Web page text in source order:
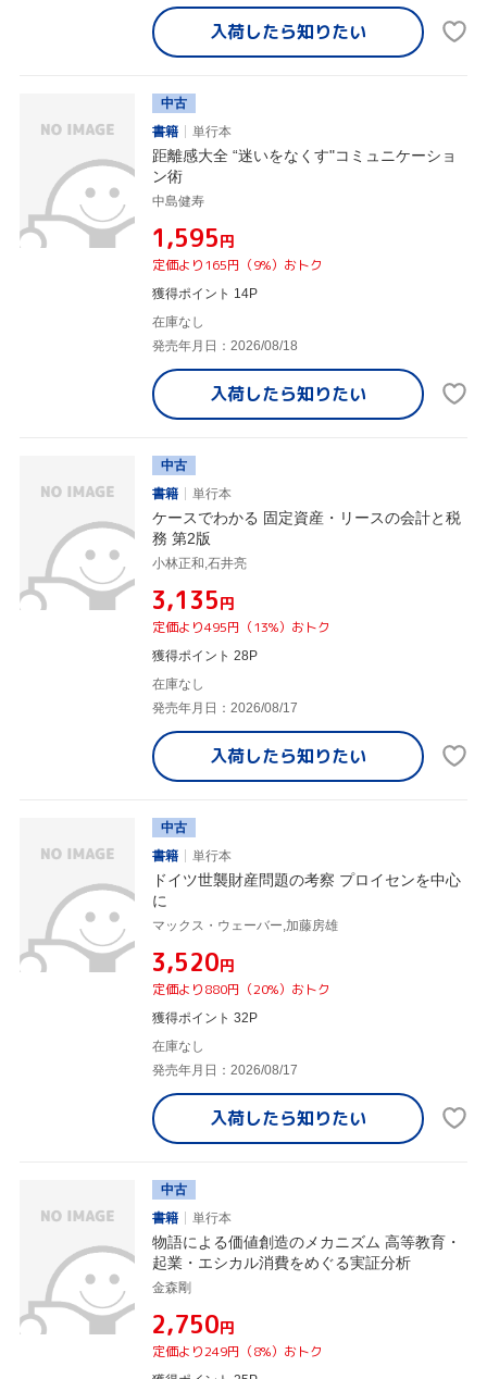
入荷したら知りたい
中古
書籍
単行本
距離感大全 “迷いをなくす"コミュニケーショ
ン術
中島健寿
¥1,595円
定価より165円（9%）おトク
獲得ポイント 14P
在庫なし
発売年月日：2026/08/18
入荷したら知りたい
中古
書籍
単行本
ケースでわかる 固定資産・リースの会計と税
務 第2版
小林正和,石井亮
¥3,135円
定価より495円（13%）おトク
獲得ポイント 28P
在庫なし
発売年月日：2026/08/17
入荷したら知りたい
中古
書籍
単行本
ドイツ世襲財産問題の考察 プロイセンを中心
に
マックス・ウェーバー,加藤房雄
¥3,520円
定価より880円（20%）おトク
獲得ポイント 32P
在庫なし
発売年月日：2026/08/17
入荷したら知りたい
中古
書籍
単行本
物語による価値創造のメカニズム 高等教育・
起業・エシカル消費をめぐる実証分析
金森剛
¥2,750円
定価より249円（8%）おトク